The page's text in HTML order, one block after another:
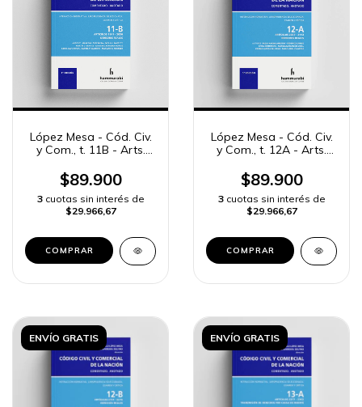
López Mesa - Cód. Civ.
y Com., t. 11B - Arts.
$89.900
3 cuotas sin interés de
$29.966,67
COMPRAR
López Mesa - Cód. Civ.
y Com., t. 12A - Arts.
$89.900
3 cuotas sin interés de
$29.966,67
COMPRAR
ENVÍO GRATIS ENVÍO GRATIS